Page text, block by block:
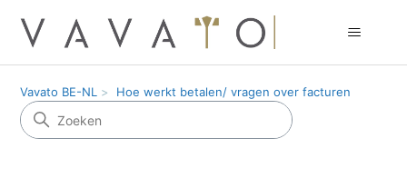
Vavato BE-NL Hoe werkt betalen/ vragen over facturen